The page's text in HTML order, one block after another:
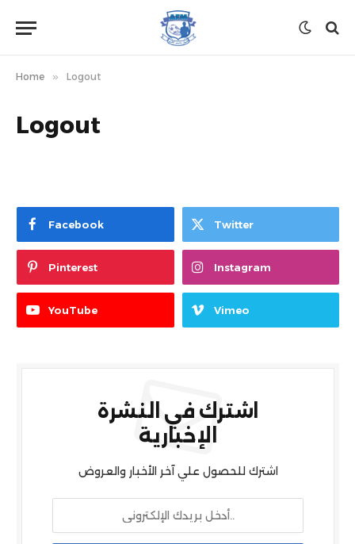
Home » Logout
Logout
Facebook Twitter
Pinterest Instagram
YouTube Vimeo
اشترك في النشرة
الإخبارية
اشترك للحصول علي آخر الأخبار والعروض